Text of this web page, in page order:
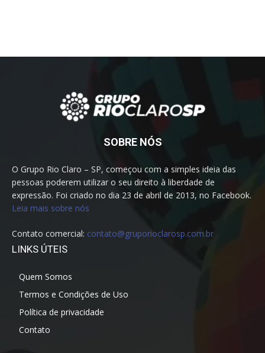
SOBRE NÓS
O Grupo Rio Claro – SP, começou com a simples ideia das
pessoas poderem utilizar o seu direito à liberdade de
expressão. Foi criado no dia 23 de abril de 2013, no Facebook.
Leia mais sobre nós
Contato comercial: contato@gruporioclarosp.com.br
LINKS ÚTEIS
Quem Somos
Termos e Condições de Uso
Política de privacidade
Contato